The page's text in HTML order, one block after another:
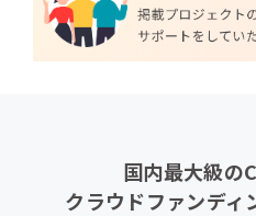
国内最大級の
クラウドファンディ